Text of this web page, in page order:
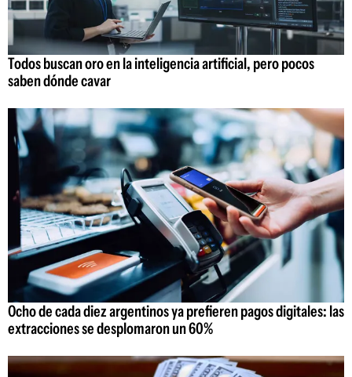
Todos buscan oro en la inteligencia artificial, pero pocos
saben dónde cavar
Ocho de cada diez argentinos ya prefieren pagos digitales: las
extracciones se desplomaron un 60%